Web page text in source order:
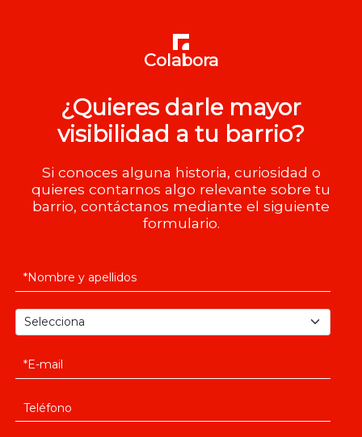
Colabora
¿Quieres darle mayor
visibilidad a tu barrio?
Si conoces alguna historia, curiosidad o
quieres contarnos algo relevante sobre tu
barrio, contáctanos mediante el siguiente
formulario.